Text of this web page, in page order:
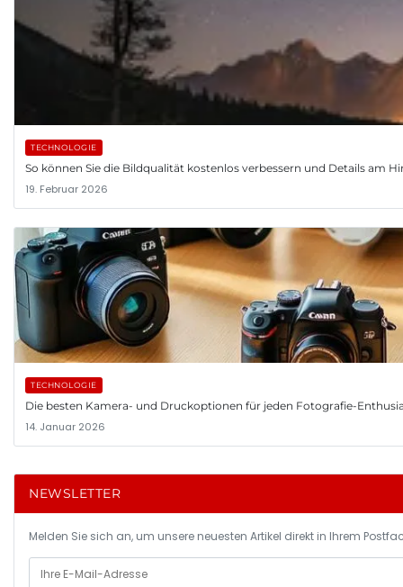
TECHNOLOGIE
So können Sie die Bildqualität kostenlos verbessern und Details am
19. Februar 2026
TECHNOLOGIE
Die besten Kamera- und Druckoptionen für jeden Fotografie-
14. Januar 2026
NEWSLETTER
Melden Sie sich an, um unsere neuesten Artikel direkt in Ihrem